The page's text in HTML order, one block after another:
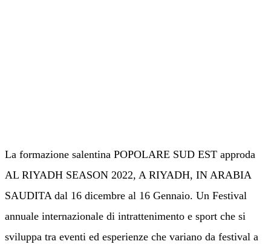
La formazione salentina POPOLARE SUD EST approda
AL RIYADH SEASON 2022, A RIYADH, IN ARABIA
SAUDITA dal 16 dicembre al 16 Gennaio. Un Festival
annuale internazionale di intrattenimento e sport che si
sviluppa tra eventi ed esperienze che variano da festival a